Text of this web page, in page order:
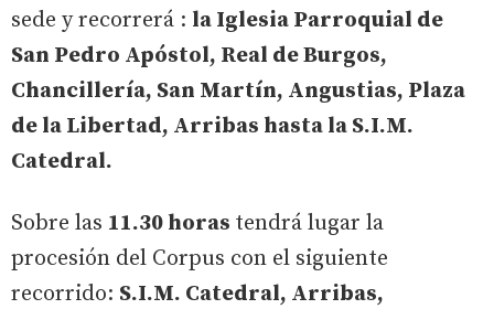
sede y recorrerá : la Iglesia Parroquial de
San Pedro Apóstol, Real de Burgos,
Chancillería, San Martín, Angustias, Plaza
de la Libertad, Arribas hasta la S.I.M.
Catedral.
Sobre las 11.30 horas tendrá lugar la
procesión del Corpus con el siguiente
recorrido: S.I.M. Catedral, Arribas,